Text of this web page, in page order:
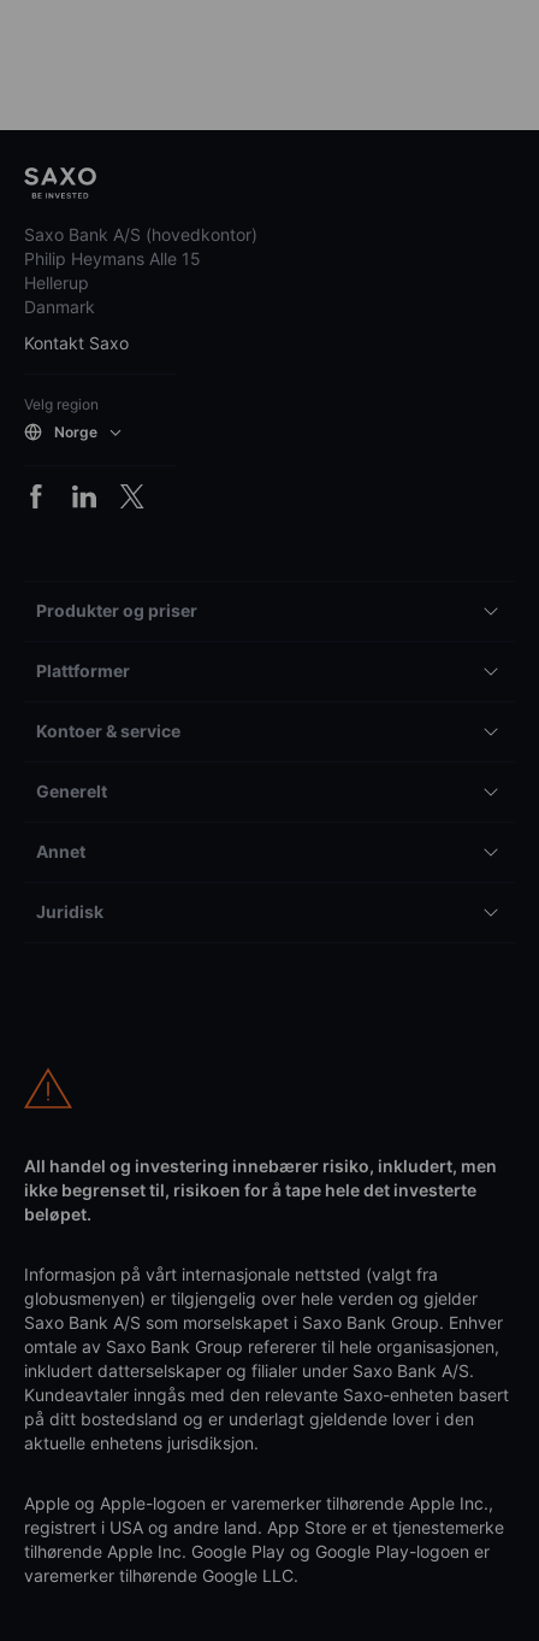
Saxo Bank A/S (hovedkontor)
Philip Heymans Alle 15
Hellerup
Danmark
Kontakt Saxo
Velg region
Norge
Produkter og priser
Plattformer
Kontoer & service
Generelt
Annet
Juridisk
All handel og investering innebærer risiko, inkludert, men
ikke begrenset til, risikoen for å tape hele det investerte
beløpet.
Informasjon på vårt internasjonale nettsted (valgt fra
globusmenyen) er tilgjengelig over hele verden og gjelder
Saxo Bank A/S som morselskapet i Saxo Bank Group. Enhver
omtale av Saxo Bank Group refererer til hele organisasjonen,
inkludert datterselskaper og filialer under Saxo Bank A/S.
Kundeavtaler inngås med den relevante Saxo-enheten basert
på ditt bostedsland og er underlagt gjeldende lover i den
aktuelle enhetens jurisdiksjon.
Apple og Apple-logoen er varemerker tilhørende Apple Inc.,
registrert i USA og andre land. App Store er et tjenestemerke
tilhørende Apple Inc. Google Play og Google Play-logoen er
varemerker tilhørende Google LLC.